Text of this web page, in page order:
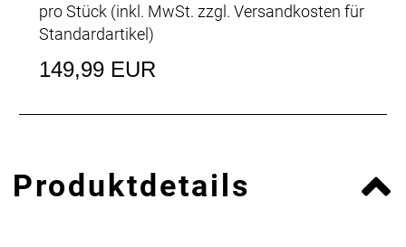
pro Stück (inkl. MwSt. zzgl. Versandkosten für
Standardartikel)
149,99 EUR
Produktdetails